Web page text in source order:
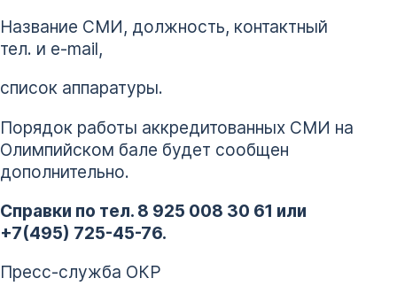
Название СМИ, должность, контактный
тел. и e-mail,
список аппаратуры.
Порядок работы аккредитованных СМИ на
Олимпийском бале будет сообщен
дополнительно.
Справки по тел. 8 925 008 30 61 или
+7(495) 725-45-76.
Пресс-служба ОКР